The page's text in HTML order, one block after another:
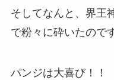
そしてなんと、界王
で粉々に砕いたので
パンジは大喜び！！